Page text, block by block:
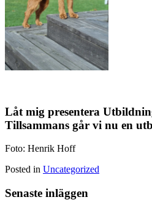
Låt mig presentera
Tillsammans går vi nu en
Foto: Henrik Hoff
Posted in Uncategorized
Senaste inläggen